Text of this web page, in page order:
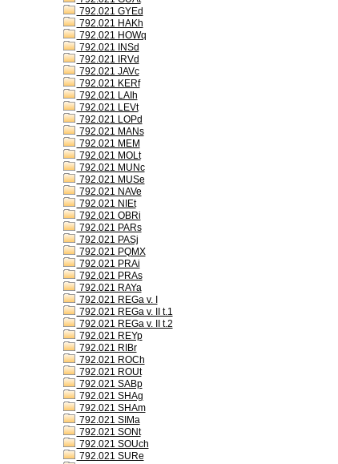
792.021 GYEd
792.021 HAKh
792.021 HOWq
792.021 INSd
792.021 IRVd
792.021 JAVc
792.021 KERf
792.021 LAIh
792.021 LEVt
792.021 LOPd
792.021 MANs
792.021 MEM
792.021 MOLt
792.021 MUNc
792.021 MUSe
792.021 NAVe
792.021 NIEt
792.021 OBRi
792.021 PARs
792.021 PASj
792.021 PQMX
792.021 PRAi
792.021 PRAs
792.021 RAYa
792.021 REGa v. I
792.021 REGa v. II t.1
792.021 REGa v. II t.2
792.021 REYp
792.021 RIBr
792.021 ROCh
792.021 ROUt
792.021 SABp
792.021 SHAg
792.021 SHAm
792.021 SIMa
792.021 SONt
792.021 SOUch
792.021 SURe